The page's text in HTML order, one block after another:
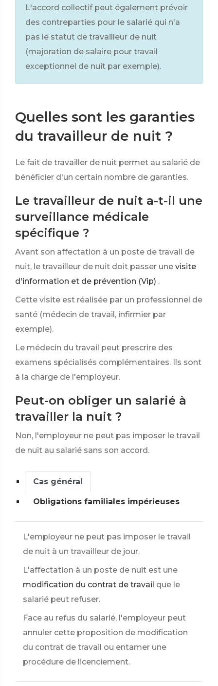
L'accord collectif peut également prévoir
des contreparties pour le salarié qui n'a
pas le statut de travailleur de nuit
(majoration de salaire pour travail
exceptionnel de nuit par exemple).
Quelles sont les garanties
du travailleur de nuit ?
Le fait de travailler de nuit permet au salarié de
bénéficier d'un certain nombre de garanties.
Le travailleur de nuit a-t-il une
surveillance médicale
spécifique ?
Avant son affectation à un poste de travail de
nuit, le travailleur de nuit doit passer une visite
d'information et de prévention (Vip) .
Cette visite est réalisée par un professionnel de
santé (médecin de travail, infirmier par
exemple).
Le médecin du travail peut prescrire des
examens spécialisés complémentaires. Ils sont
à la charge de l'employeur.
Peut-on obliger un salarié à
travailler la nuit ?
Non, l'employeur ne peut pas imposer le travail
de nuit au salarié sans son accord.
Cas général
Obligations familiales impérieuses
L'employeur ne peut pas imposer le travail
de nuit à un travailleur de jour.
L'affectation à un poste de nuit est une
modification du contrat de travail que le
salarié peut refuser.
Face au refus du salarié, l'employeur peut
annuler cette proposition de modification
du contrat de travail ou entamer une
procédure de licenciement.